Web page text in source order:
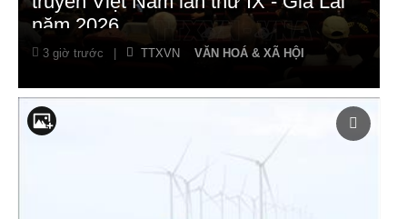
năm 2026
3 giờ trước TTXVN VĂN HOÁ & XÃ HỘI